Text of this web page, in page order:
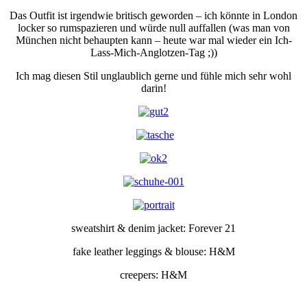
Das Outfit ist irgendwie britisch geworden – ich könnte in London
locker so rumspazieren und würde null auffallen (was man von
München nicht behaupten kann – heute war mal wieder ein Ich-
Lass-Mich-Anglotzen-Tag ;))
Ich mag diesen Stil unglaublich gerne und fühle mich sehr wohl
darin!
sweatshirt & denim jacket: Forever 21
fake leather leggings & blouse: H&M
creepers: H&M